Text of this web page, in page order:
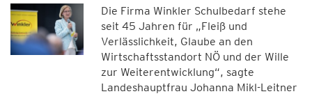
Die Firma Winkler Schulbedarf stehe
seit 45 Jahren für „Fleiß und
Verlässlichkeit, Glaube an den
Wirtschaftsstandort NÖ und der Wille
zur Weiterentwicklung“, sagte
Landeshauptfrau Johanna Mikl-Leitner